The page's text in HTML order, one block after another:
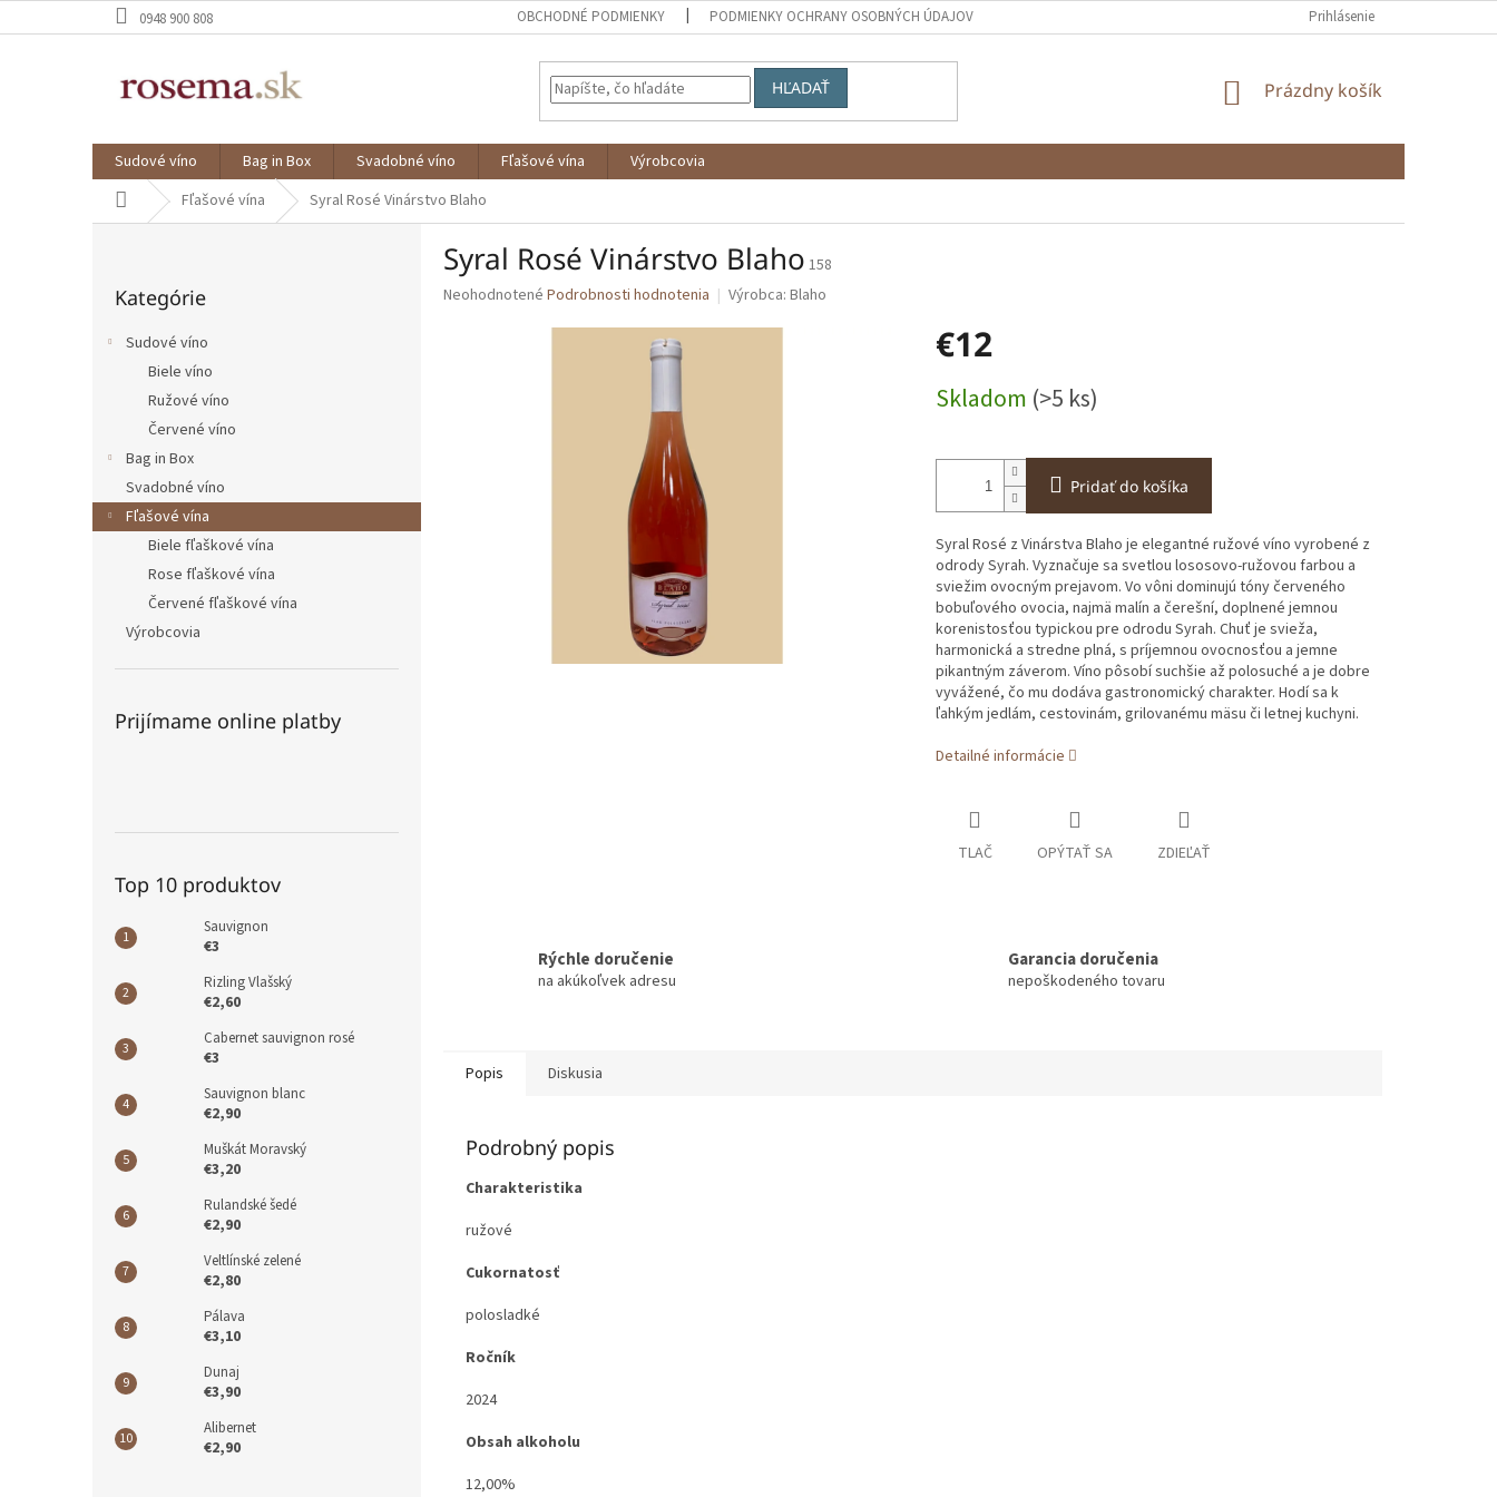
na
0948 900 808 OBCHODNÉ PODMIENKY PODMIENKY OCHRANY OSOBNÝCH ÚDAJOV Prihlásenie
HĽADAŤ
NÁKUPNÝ
Prázdny košík
Sudové víno Bag in Box Svadobné víno Fľašové vína
Výrobcovia
DomovFľašové vína Syral Rosé Vinárstvo Blaho
kategórie
Kategórie
Sudové víno
Biele víno
Ružové víno
Červené víno
Bag in Box
Svadobné víno
Fľašové vína
Biele fľaškové vína
Rose fľaškové vína
Červené fľaškové vína
Výrobcovia
Prijímame online platby
Top 10 produktov
Sauvignon
€3
Rizling Vlašský
€2,60
Cabernet sauvignon rosé
€3
Sauvignon blanc
€2,90
Muškát Moravský
€3,20
Rulandské šedé
€2,90
Veltlínské zelené
€2,80
Pálava
€3,10
Dunaj
€3,90
Alibernet
€2,90
Syral Rosé Vinárstvo Blaho 158
Priemerné
Neohodnotené Podrobnosti hodnotenia Výrobca: Blaho
€12
cena:
Skladom (>5 ks)
Pridať do košíka
Syral Rosé z Vinárstva Blaho je elegantné ružové víno vyrobené z
odrody Syrah. Vyznačuje sa svetlou lososovo-ružovou farbou a
sviežim ovocným prejavom. Vo vôni dominujú tóny červeného
bobuľového ovocia, najmä malín a čerešní, doplnené jemnou
korenistosťou typickou pre odrodu Syrah. Chuť je svieža,
harmonická a stredne plná, s príjemnou ovocnosťou a jemne
pikantným záverom. Víno pôsobí suchšie až polosuché a je dobre
vyvážené, čo mu dodáva gastronomický charakter. Hodí sa k
ľahkým jedlám, cestovinám, grilovanému mäsu či letnej kuchyni.
Detailné informácie
TLAČ OPÝTAŤ SA ZDIEĽAŤ
Rýchle doručenie
na akúkoľvek adresu
Garancia doručenia
nepoškodeného tovaru
Popis Diskusia
Podrobný popis
Charakteristika
ružové
Cukornatosť
polosladké
Ročník
2024
Obsah alkoholu
12,00%